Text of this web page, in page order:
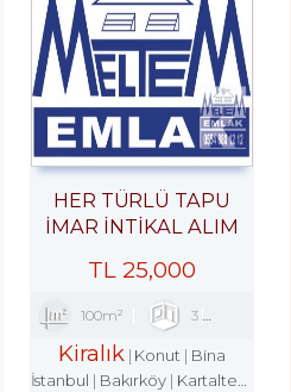
HER TÜRLÜ TAPU
İMAR İNTİKAL ALIM
ARACILIK VE
EKSPERTİZLİK ILE
KENTSEL DÖNÜŞÜM
DANIŞMANLIK
HİZMETLERİ
TL 25,000
100m² 3
Kiralık Konut
Bina
İstanbul
Bakırköy Kartaltepe Mah.